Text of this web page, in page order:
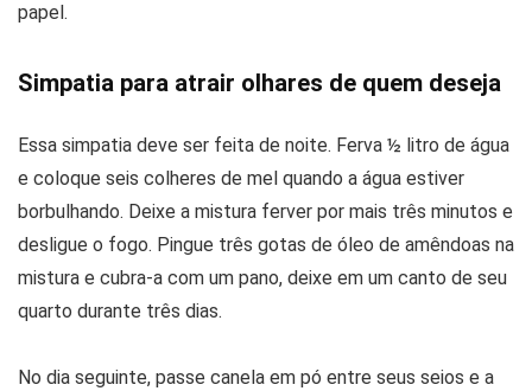
papel.
Simpatia para atrair olhares de quem deseja
Essa simpatia deve ser feita de noite. Ferva ½ litro de água
e coloque seis colheres de mel quando a água estiver
borbulhando. Deixe a mistura ferver por mais três minutos e
desligue o fogo. Pingue três gotas de óleo de amêndoas na
mistura e cubra-a com um pano, deixe em um canto de seu
quarto durante três dias.
No dia seguinte, passe canela em pó entre seus seios e a